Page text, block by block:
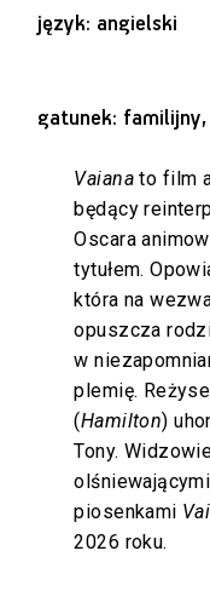
język: angielski
gatunek:
Vaianato film
będący
Oscara
tytułem.
która na
opuszcza
w
plemię.
(Hamilton)
Tony.
piosenkami
2026 roku.